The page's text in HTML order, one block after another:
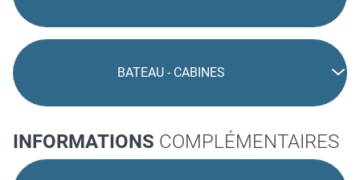
BATEAU - CABINES
INFORMATIONS COMPLÉMENTAIRES